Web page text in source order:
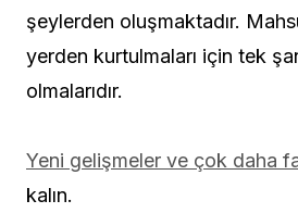
şeylerden oluşmaktadır.
yerden kurtulmaları için tek
olmalarıdır.
Yeni gelişmeler ve çok daha
kalın.